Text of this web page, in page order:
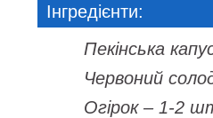
Інгредієнти:
Пекінська
Червоний
Огірок – 1-2